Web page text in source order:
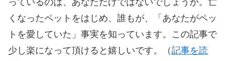
っているのは、あなただけではないでしょうか。亡
くなったペットをはじめ、誰もが、「あなたがペッ
トを愛していた」事実を知っています。この記事で
少し楽になって頂けると嬉しいです。（記事を読